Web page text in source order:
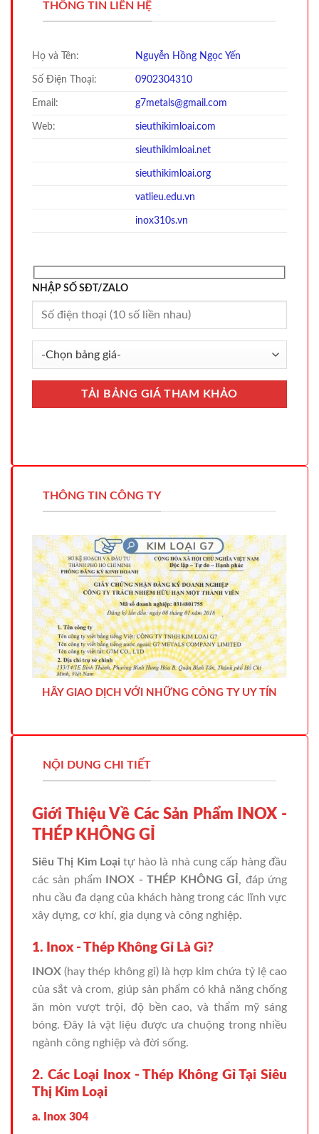
THÔNG TIN LIÊN HỆ
Họ và Tên: Nguyễn Hồng Ngọc Yến
Số Điện Thoại: 0902304310
Email: g7metals@gmail.com
Web: sieuthikimloai.com
sieuthikimloai.net
sieuthikimloai.org
vatlieu.edu.vn
inox310s.vn
NHẬP SỐ SĐT/ZALO
THÔNG TIN CÔNG TY
HÃY GIAO DỊCH VỚI NHỮNG CÔNG TY UY TÍN
NỘI DUNG CHI TIẾT
Giới Thiệu Về Các Sản Phẩm INOX -
THÉP KHÔNG GỈ
Siêu Thị Kim Loại tự hào là nhà cung cấp hàng đầu
các sản phẩm
INOX - THÉP KHÔNG GỈ , đáp ứng
nhu cầu đa dạng của khách hàng trong các lĩnh vực
xây dựng, cơ khí, gia dụng và công nghiệp.
1. Inox - Thép Không Gỉ Là Gì?
INOX (hay thép không gỉ) là hợp kim chứa tỷ lệ cao
của sắt và crom, giúp sản phẩm có khả năng chống
ăn mòn vượt trội, độ bền cao, và thẩm mỹ sáng
bóng. Đây là vật liệu được ưa chuộng trong nhiều
ngành công nghiệp và đời sống.
2. Các Loại Inox - Thép Không Gỉ Tại Siêu
Thị Kim Loại
a. Inox 304